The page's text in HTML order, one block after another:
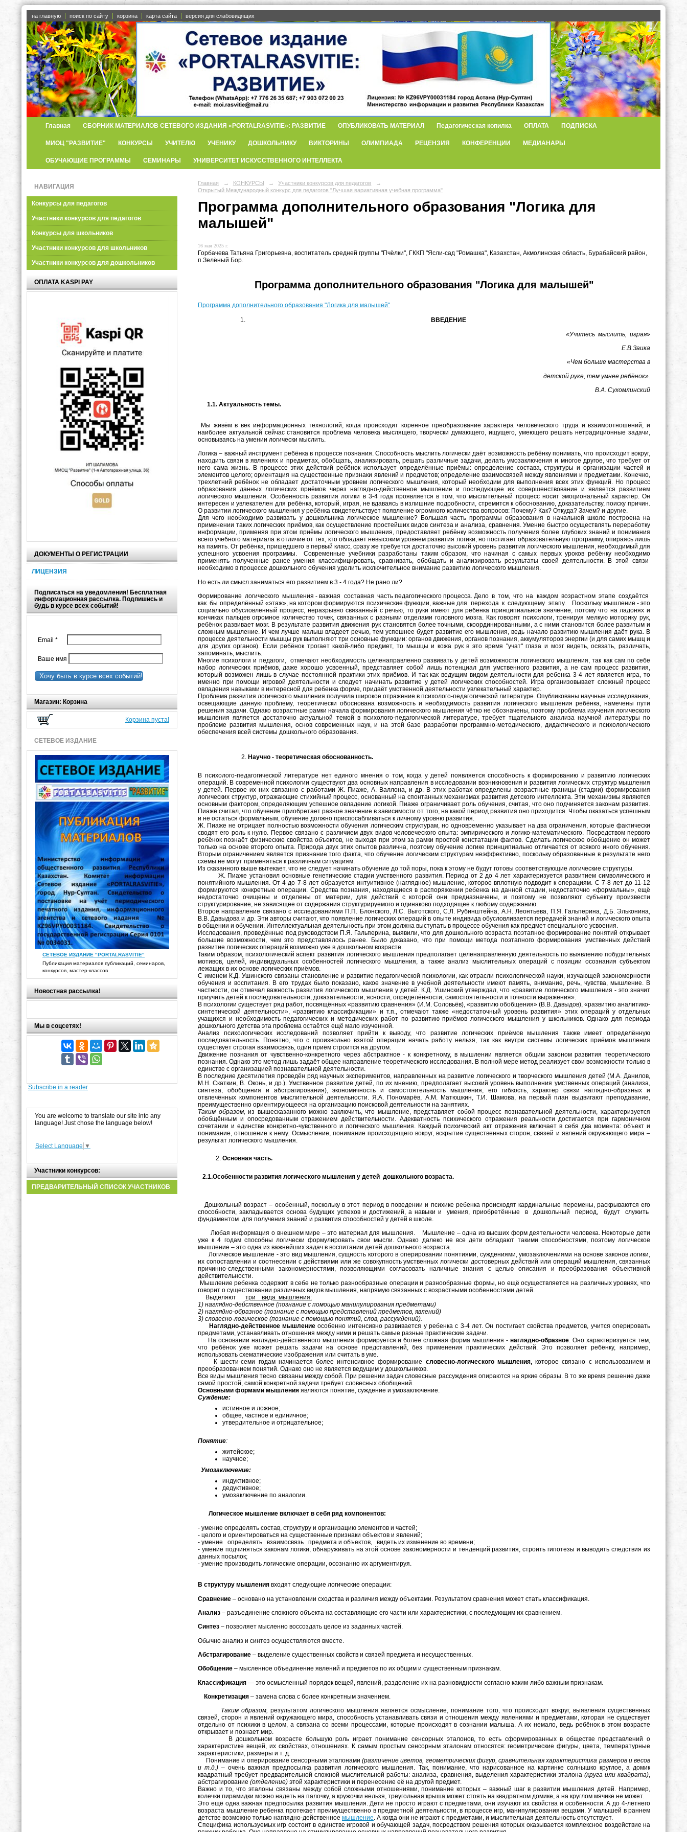
на главную поиск по сайту корзина карта сайта версия для слабовидящих
Главная СБОРНИК МАТЕРИАЛОВ СЕТЕВОГО ИЗДАНИЯ «PORTALRASVITIE»: РАЗВИТИЕ ОПУБЛИКОВАТЬ МАТЕРИАЛ Педагогическая копилка ОПЛАТА ПОДПИСКА
МИОЦ "РАЗВИТИЕ" КОНКУРСЫ УЧИТЕЛЮ УЧЕНИКУ ДОШКОЛЬНИКУ ВИКТОРИНЫ ОЛИМПИАДА РЕЦЕНЗИЯ КОНФЕРЕНЦИИ МЕДИАНАРЫ
ОБУЧАЮЩИЕ ПРОГРАММЫ СЕМИНАРЫ УНИВЕРСИТЕТ ИСКУССТВЕННОГО ИНТЕЛЛЕКТА
НАВИГАЦИЯ
Конкурсы для педагогов
Участники конкурсов для педагогов
Конкурсы для школьников
Участники конкурсов для школьников
Участники конкурсов для дошкольников
ОПЛАТА KASPI PAY
ДОКУМЕНТЫ О РЕГИСТРАЦИИ
ЛИЦЕНЗИЯ
Подписаться на уведомления! Бесплатная
информационная рассылка. Подпишись и
будь в курсе всех событий!
Email *
Ваше имя
Хочу быть в курсе всех событий!
Магазин: Корзина
Корзина пуста!
СЕТЕВОЕ ИЗДАНИЕ
СЕТЕВОЕ ИЗДАНИЕ "PORTALRASVITIE"
Публикация материалов публикаций, семинаров,
конкурсов, мастер-классов
Новостная рассылка!
Мы в соцсетях!
Subscribe in a reader
You are welcome to translate our site into any
language! Just chose the language below!
Select Language ▼
Участники конкурсов:
ПРЕДВАРИТЕЛЬНЫЙ СПИСОК УЧАСТНИКОВ
Главная → КОНКУРСЫ → Участники конкурсов для педагогов
→
Открытый Международный конкурс для педагогов "Лучшая вариативная учебная программа"
Программа дополнительного образования "Логика для
малышей"
16 мая 2025 г.
Горбачева Татьяна Григорьевна, воспитатель средней группы "Пчёлки", ГККП "Ясли-сад "Ромашка", Казахстан, Акмолинская область, Бурабайский район,
п.Зелёный Бор.
Программа дополнительного образования "Логика для малышей"
Программа дополнительного образования "Логика для малышей"
ВВЕДЕНИЕ
«Учитесь мыслить, играя»
Е.В.Заика
«Чем больше мастерства в
детской руке, тем умнее ребёнок».
В.А. Сухомлинский
1.1. Актуальность темы.
Мы живём в век информационных технологий, когда происходит коренное преобразование характера человеческого труда и взаимоотношений, и
наиболее актуальной сейчас становится проблема человека мыслящего, творчески думающего, ищущего, умеющего решать нетрадиционные задачи,
основываясь на умении логически мыслить.
Логика – важный инструмент ребёнка в процессе познания. Способность мыслить логически даёт возможность ребёнку понимать, что происходит вокруг,
находить связи в явлениях и предметах, обобщать, анализировать, решать различные задачи, делать умозаключения и многое другое, что требует от
него сама жизнь. В процессе этих действий ребёнок использует определённые приёмы: определение состава, структуры и организации частей и
элементов целого; ориентация на существенные признаки явлений и предметов; определение взаимосвязей между явлениями и предметами. Конечно,
трехлетний ребёнок не обладает достаточным уровнем логического мышления, который необходим для выполнения всех этих функций. Но процесс
образования данных логических приёмов через наглядно-действенное мышление и последующее их совершенствование и является развитием
логического мышления. Особенность развития логики в 3-4 года проявляется в том, что мыслительный процесс носит эмоциональный характер. Он
интересен и увлекателен для ребёнка, который, играя, не вдаваясь в излишние подробности, стремится к обоснованию, доказательству, поиску причин.
О развитии логического мышления у ребёнка свидетельствует появление огромного количества вопросов: Почему? Как? Откуда? Зачем? и другие.
Для чего необходимо развивать у дошкольника логическое мышление? Большая часть программы образования в начальной школе построена на
применении таких логических приёмов, как осуществление простейших видов синтеза и анализа, сравнения. Умение быстро осуществлять переработку
информации, применяя при этом приёмы логического мышления, предоставляет ребёнку возможность получения более глубоких знаний и понимания
всего учебного материала в отличие от тех, кто обладает невысоким уровнем развития логики, но постигает образовательную программу, опираясь лишь
на память. От ребёнка, пришедшего в первый класс, сразу же требуется достаточно высокий уровень развития логического мышления, необходимый для
успешного усвоения программы. Современные учебники разработаны таким образом, что начиная с самых первых уроков ребёнку необходимо
применять полученные ранее умения классифицировать, сравнивать, обобщать и анализировать результаты своей деятельности. В этой связи
необходимо в процессе дошкольного обучения уделить исключительное внимание развитию логического мышления.
Но есть ли смысл заниматься его развитием в 3 - 4 года? Не рано ли?
Формирование логического мышления - важная составная часть педагогического процесса. Дело в том, что на каждом возрастном этапе создаётся
как бы определённый «этаж», на котором формируются психические функции, важные для перехода к следующему этапу. Поскольку мышление - это
социально обусловленный процесс, неразрывно связанный с речью, то руки имеют для ребенка принципиальное значение, потому что на ладонях и
кончиках пальцев огромное количество точек, связанных с разными отделами головного мозга. Как говорят психологи, тренируя мелкую моторику рук,
ребёнок развивает мозг. В результате развития движения рук становятся более точными, скоординированными, а с ними становится более развитым и
сложным мышление. И чем лучше малыш владеет речью, тем успешнее будет развитие его мышления, ведь начало развитию мышления даёт рука. В
процессе деятельности мышцы рук выполняют три основные функции: органов движения, органов познания, аккумуляторов энергии (и для самих мышц и
для других органов). Если ребёнок трогает какой-либо предмет, то мышцы и кожа рук в это время "учат" глаза и мозг видеть, осязать, различать,
запоминать, мыслить.
Многие психологи и педагоги, отмечают необходимость целенаправленно развивать у детей возможности логического мышления, так как сам по себе
набор логических приёмов, даже хорошо усвоенный, представляет собой лишь потенциал для умственного развития, а не сам процесс развития,
который возможен лишь в случае постоянной практики этих приёмов. И так как ведущим видом деятельности для ребенка 3-4 лет является игра, то
именно при помощи игровой деятельности и следует начинать развитие у детей логических способностей. Игра организовывает сложный процесс
овладения навыками в интересной для ребенка форме, придаёт умственной деятельности увлекательный характер.
Проблема развития логического мышления получила широкое отражение в психолого-педагогической литературе. Опубликованы научные исследования,
освещающие данную проблему, теоретически обоснована возможность и необходимость развития логического мышления ребёнка, намечены пути
решения задачи. Однако возрастные рамки начала формирования логического мышления чётко не обозначены, поэтому проблема изучения логического
мышления является достаточно актуальной темой в психолого-педагогической литературе, требует тщательного анализа научной литературы по
проблеме развития мышления, основ современных наук, и на этой базе разработки программно-методического, дидактического и психологического
обеспечения всей системы дошкольного образования.
Научно - теоретическая обоснованность.
В психолого-педагогической литературе нет единого мнения о том, когда у детей появляется способность к формированию и развитию логических
операций. В современной психологии существуют два основных направления в исследовании возникновения и развития логических структур мышления
у детей. Первое их них связанно с работами Ж. Пиаже, А. Валлона, и др. В этих работах определены возрастные границы (стадии) формирования
логических структур, отражающие стихийный процесс, основанный на спонтанных механизмах развития детского интеллекта. Эти механизмы являются
основным фактором, определяющим успешное овладение логикой. Пиаже ограничивает роль обучения, считая, что оно подчиняется законам развития.
Пиаже считал, что обучение приобретает разное значение в зависимости от того, на какой период развития оно приходится. Чтобы оказаться успешным
и не остаться формальным, обучение должно приспосабливаться к личному уровню развития.
Ж. Пиаже не отрицает полностью возможности обучения логическим структурам, но одновременно указывает на два ограничения, которые фактически
сводят его роль к нулю. Первое связано с различием двух видов человеческого опыта: эмпирического и логико-математического. Посредством первого
ребёнок познаёт физические свойства объектов, не выходя при этом за рамки простой констатации фактов. Сделать логическое обобщение он может
только на основе второго опыта. Природа двух этих опытов различна, поэтому обучение логике принципиально отличается от всякого иного обучения.
Вторым ограничением является признание того факта, что обучение логическим структурам неэффективно, поскольку образованные в результате него
схемы не могут применяться к различным ситуациям.
Из сказанного выше вытекает, что не следует начинать обучение до той поры, пока к этому не будут готовы соответствующие логические структуры.
Ж. Пиаже установил основные генетические стадии умственного развития. Период от 2 до 4 лет характеризуется развитием символического и
понятийного мышления. От 4 до 7-8 лет образуется интуитивное (наглядное) мышление, которое вплотную подводит к операциям. С 7-8 лет до 11-12
формируются конкретные операции. Средства познания, находящиеся в распоряжении ребенка на данной стадии, недостаточно «формальны», ещё
недостаточно очищены и отделены от материи, для действий с которой они предназначены, и поэтому не позволяют субъекту произвести
структурирование, не зависящее от содержания структурируемого и одинаково подходящее к любому содержанию.
Второе направление связано с исследованиями П.П. Блонского, Л.С. Выготского, С.Л. Рубинштейна, А.Н. Леонтьева, П.Я. Гальперина, Д.Б. Эльконина,
В.В. Давыдова и др. Эти авторы считают, что появление логических операций в опыте индивида обусловливается передачей знаний и логического опыта
в общении и обучении. Интеллектуальная деятельность при этом должна выступать в процессе обучения как предмет специального усвоения.
Исследования, проведённые под руководством П.Я. Гальперина, выявили, что для дошкольного возраста поэтапное формирование понятий открывает
большие возможности, чем это представлялось ранее. Было доказано, что при помощи метода поэтапного формирования умственных действий
развитие логических операций возможно уже в дошкольном возрасте.
Таким образом, психологический аспект развития логического мышления предполагает целенаправленную деятельность по выявлению побудительных
мотивов, целей, индивидуальных особенностей логического мышления, а также анализ мыслительных операций с позиции осознания субъектом
лежащих в их основе логических приёмов.
С именем К.Д. Ушинского связаны становление и развитие педагогической психологии, как отрасли психологической науки, изучающей закономерности
обучения и воспитания. В его трудах было показано, какое значение в учебной деятельности имеют память, внимание, речь, чувства, мышление. В
частности, он отмечал важность развития логического мышления у детей. К.Д. Ушинский утверждал, что «развитие логического мышления - это значит
приучить детей к последовательности, доказательности, ясности, определённости, самостоятельности и точности выражения».
В психологии существует ряд работ, посвящённых «развитию сравнения» (И.М. Соловьёв), «развитию обобщения» (В.В. Давыдов), «развитию аналитико-
синтетической деятельности», «развитию классификации» и т.п., отмечают также «недостаточный уровень развития» этих операций у отдельных
учащихся и необходимость педагогических и методических работ по развитию приёмов логического мышления у школьников. Однако для периода
дошкольного детства эта проблема остаётся ещё мало изученной.
Анализ психологических исследований позволяет прийти к выводу, что развитие логических приёмов мышления также имеет определённую
последовательность. Понятно, что с произвольно взятой операции начать работу нельзя, так как внутри системы логических приёмов мышления
существует строгая взаимосвязь, один приём строится на другом.
Движение познания от чувственно-конкретного через абстрактное - к конкретному, в мышлении является общим законом развития теоретического
познания. Однако это метод лишь задаёт общее направление теоретического исследования. В полной мере метод реализует свои возможности только в
единстве с организацией познавательной деятельности.
В последние десятилетия проведён ряд научных экспериментов, направленных на развитие логического и творческого мышления детей (М.А. Данилов,
М.Н. Скаткин, В. Оконь, и др.). Умственное развитие детей, по их мнению, предполагает высокий уровень выполнения умственных операций (анализа,
синтеза, обобщения и абстрагирования), экономичность и самостоятельность мышления, его гибкость, характер связи наглядно-образных и
отвлечённых компонентов мыслительной деятельности. Я.А. Пономарёв, А.М. Матюшкин, Т.И. Шамова, на первый план выдвигают преподавание,
преимущественно ориентирующееся на организацию поисковой деятельности на занятиях.
Таким образом, из вышесказанного можно заключить, что мышление, представляет собой процесс познавательной деятельности, характеризуется
обобщённым и опосредованным отражением действительности. Адекватность психического отражения реальности достигается при гармоничном
сочетании и единстве конкретно-чувственного и логического мышления. Каждый психический акт отражения включает в себя два момента: объект и
понимание, отношение к нему. Осмысление, понимание происходящего вокруг, вскрытие существенных сторон, связей и явлений окружающего мира –
результат логического мышления.
Основная часть.
2.1.Особенности развития логического мышления у детей дошкольного возраста.
Дошкольный возраст – особенный, поскольку в этот период в поведении и психике ребенка происходят кардинальные перемены, раскрываются его
способности, закладывается основа будущих успехов и достижений, а навыки и умения, приобретённые в дошкольный период, будут служить
фундаментом для получения знаний и развития способностей у детей в школе.
Любая информация о внешнем мире – это материал для мышления. Мышление – одна из высших форм деятельности человека. Некоторые дети
уже к 4 годам способны логически формулировать свои мысли. Однако далеко не все дети обладают такими способностями, поэтому логическое
мышление – это одна из важнейших задач в воспитании детей дошкольного возраста.
Логическое мышление - это вид мышления, сущность которого в оперировании понятиями, суждениями, умозаключениями на основе законов логики,
их сопоставлении и соотнесении с действиями или же совокупность умственных логически достоверных действий или операций мышления, связанных
причинно-следственными закономерностями, позволяющими согласовать наличные знания с целью описания и преобразования объективной
действительности.
Мышление ребенка содержит в себе не только разнообразные операции и разнообразные формы, но ещё осуществляется на различных уровнях, что
говорит о существовании различных видов мышления, напрямую связанных с возрастными особенностями детей.
Выделяют три вида мышления:
1) наглядно-действенное (познание с помощью манипулирования предметами)
2) наглядно-образное (познание с помощью представлений предметов, явлений)
3) словесно-логическое (познание с помощью понятий, слов, рассуждений).
Наглядно-действенное мышление особенно интенсивно развивается у ребенка с 3-4 лет. Он постигает свойства предметов, учится оперировать
предметами, устанавливать отношения между ними и решать самые разные практические задачи.
На основании наглядно-действенного мышления формируется и более сложная форма мышления -наглядно-образное. Оно характеризуется тем,
что ребёнок уже может решать задачи на основе представлений, без применения практических действий. Это позволяет ребёнку, например,
использовать схематические изображения или считать в уме.
К шести-семи годам начинается более интенсивное формирование словесно-логического мышления,которое связано с использованием и
преобразованием понятий. Однако оно не является ведущим у дошкольников.
Все виды мышления тесно связаны между собой. При решении задач словесные рассуждения опираются на яркие образы. В то же время решение даже
самой простой, самой конкретной задачи требует словесных обобщений.
Основными формами мышления являются понятие, суждение и умозаключение.
Суждение:
истинное и ложное;
общее, частное и единичное;
утвердительное и отрицательное;
Понятие:
житейское;
научное;
Умозаключение:
индуктивное;
дедуктивное;
умозаключение по аналогии.
Логическое мышление включает в себя ряд компонентов:
- умение определять состав, структуру и организацию элементов и частей;
- целого и ориентироваться на существенные признаки объектов и явлений;
- умение определять взаимосвязь предмета и объектов, видеть их изменение во времени;
- умение подчиняться законам логики, обнаруживать на этой основе закономерности и тенденций развития, строить гипотезы и выводить следствия из
данных посылок;
- умение производить логические операции, осознанно их аргументируя.
В структуру мышления входят следующие логические операции:
Сравнение – основано на установлении сходства и различия между объектами. Результатом сравнения может стать классификация.
Анализ – разъединение сложного объекта на составляющие его части или характеристики, с последующим их сравнением.
Синтез – позволяет мысленно воссоздать целое из заданных частей.
Обычно анализ и синтез осуществляются вместе.
Абстрагирование – выделение существенных свойств и связей предмета и несущественных.
Обобщение – мысленное объединение явлений и предметов по их общим и существенным признакам.
Классификация — это осмысленный порядок вещей, явлений, разделение их на разновидности согласно каким-либо важным признакам.
Конкретизация – замена слова с более конкретным значением.
Таким образом, результатом логического мышления является осмысление, понимание того, что происходит вокруг, выявления существенных
связей, сторон и явлений окружающего мира, способность устанавливать связи и отношения между явлениями и предметами, которая не существует
отдельно от психики в целом, а связана со всеми процессами, которые происходят в сознании малыша. А их немало, ведь ребёнок в этом возрасте
открывает и познает мир.
В дошкольном возрасте большую роль играет понимание сенсорных эталонов, то есть сформированных в обществе представлений о
характеристике вещей, их свойствах, отношениях. К самым простым сенсорным эталонам относятся: геометрические фигуры, цвета, температурные
характеристики, размеры и т. д.
Понимание и оперирование сенсорными эталонами(различение цветов, геометрических фигур, сравнительная характеристика размеров и весов
и т.д.) – очень важная предпосылка развития логического мышления. Так, понимание, что нарисованное на картинке солнышко круглое, а домик
квадратный требует предварительной сложной мыслительной работы: анализа, сравнения, выделения характеристики эталона (круга или квадрата),
абстрагирование (отделение) этой характеристики и перенесение её на другой предмет.
Важно и то, что эталоны связаны между собой сложными отношениями, понимание которых – важный шаг в развитии мышления детей. Например,
колечки пирамидки можно надеть на палочку, а кружочки нельзя, треугольная крыша может стоять на квадратном домике, а на круглом мячике не может.
Это ещё одна важная предпосылка развития мышления. Дети не просто играют с предметами, они изучают их свойства и особенности. А до 4-летнего
возраста мышление ребенка протекает преимущественно в предметной деятельности, в процессе игр, манипулирования вещами. У малышей в раннем
детстве возможно только наглядно-действенное мышление. А когда они не играют с предметами, и мыслительная деятельность отсутствует.
Специфика используемых игр состоит в единстве игровой и обучающей задач, посредством решения которых оказывается комплексное воздействие на